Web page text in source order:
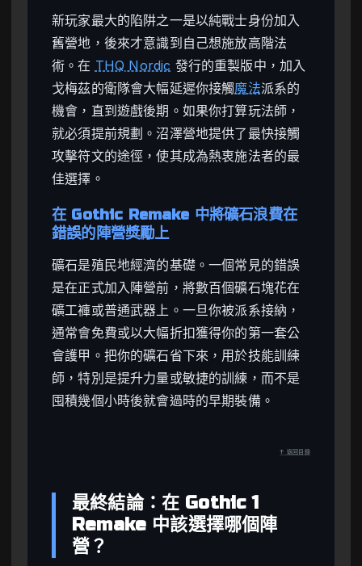
新玩家最大的陷阱之一是以純戰士身份加入
舊營地，後來才意識到自己想施放高階法
術。在 THQ Nordic 發行的重製版中，加入
戈梅茲的衛隊會大幅延遲你接觸魔法派系的
機會，直到遊戲後期。如果你打算玩法師，
就必須提前規劃。沼澤營地提供了最快接觸
攻擊符文的途徑，使其成為熱衷施法者的最
佳選擇。
在 Gothic Remake 中將礦石浪費在
錯誤的陣營獎勵上
礦石是殖民地經濟的基礎。一個常見的錯誤
是在正式加入陣營前，將數百個礦石塊花在
礦工褲或普通武器上。一旦你被派系接納，
通常會免費或以大幅折扣獲得你的第一套公
會護甲。把你的礦石省下來，用於技能訓練
師，特別是提升力量或敏捷的訓練，而不是
囤積幾個小時後就會過時的早期裝備。
↑ 返回目錄
最終結論：在 Gothic 1
Remake 中該選擇哪個陣
營？